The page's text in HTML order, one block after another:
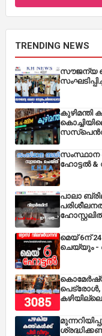
TRENDING NEWS
സൗജന്യ
കുഴിമന്തി
സംസ്ഥാന
ഹോട്ടൽ
പാലാ
മെയ് 6ന്
ചെയ്യും -
പെട്രോൾ,